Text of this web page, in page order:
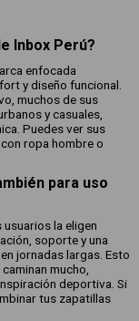
Inbox Perú?
enfocada
y diseño funcional.
muchos de sus
y casuales,
Puedes ver sus
ropa hombre o
para uso
usuarios la eligen
soporte y una
jornadas largas. Esto
mucho,
deportiva. Si
tus zapatillas